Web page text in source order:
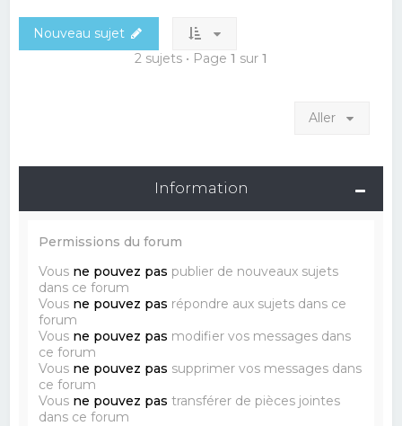
Nouveau sujet
2 sujets • Page 1 sur 1
Aller
Information
Permissions du forum
Vous ne pouvez pas publier de nouveaux sujets
dans ce forum
Vous ne pouvez pas répondre aux sujets dans ce
forum
Vous ne pouvez pas modifier vos messages dans
ce forum
Vous ne pouvez pas supprimer vos messages dans
ce forum
Vous ne pouvez pas transférer de pièces jointes
dans ce forum